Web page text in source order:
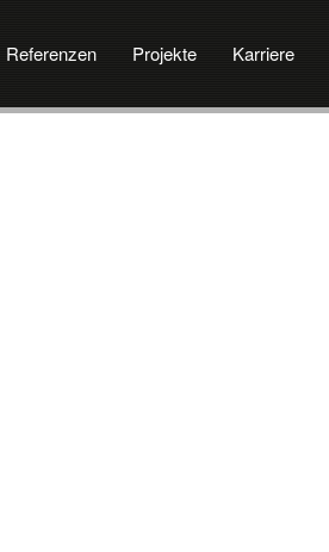
Referenzen Projekte Karriere